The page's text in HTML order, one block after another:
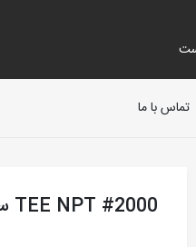
تماس با ما
TEE NPT #2000 سایز 1/4